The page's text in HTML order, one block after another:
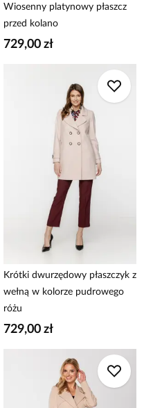
Wiosenny platynowy płaszcz
przed kolano
729,00 zł
Krótki dwurzędowy płaszczyk z
wełną w kolorze pudrowego
różu
729,00 zł